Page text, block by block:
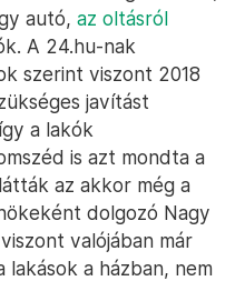
autó, az oltásról
A 24.hu-nak
szerint viszont 2018
javítást
a lakók
is azt mondta a
az akkor még a
dolgozó Nagy
valójában már
a házban, nem